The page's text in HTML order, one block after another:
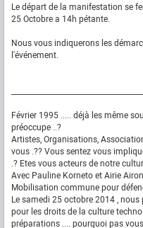
Le départ de la manifestation se
25 Octobre a 14h pétante.
Nous vous indiquerons les
l'événement.
Février 1995 ..... déjà les même
préoccupe ..?
Artistes, Organisations,
vous .?? Vous sentez vous
.? Etes vous acteurs de notre
Avec Pauline Korneto et Airie
Mobilisation commune pour
Le samedi 25 octobre 2014 ,
pour les droits de la culture
préparations .... pourquoi pas